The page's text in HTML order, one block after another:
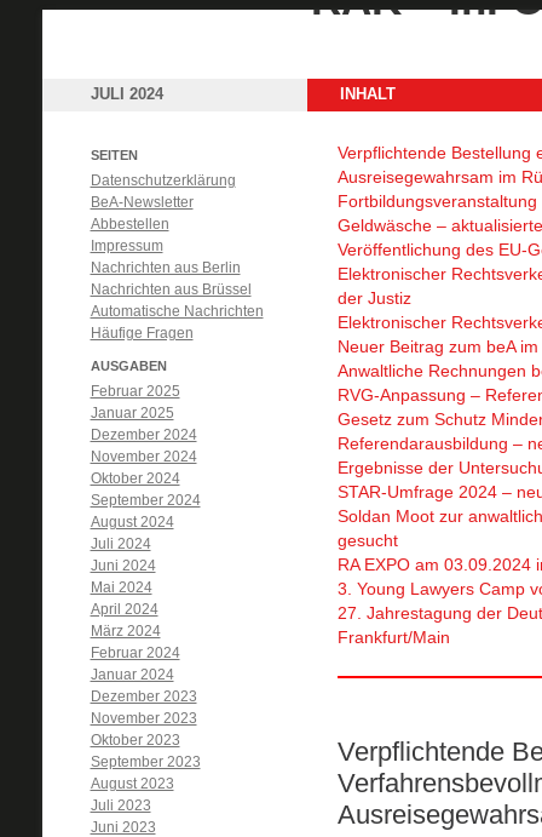
JULI 2024 INHALT
Verpflichtende Bestellung
Ausreisegewahrsam im
Geldwäsche –
Veröffentlichung des EU-
Elektronischer
der Justiz
Elektronischer
Neuer Beitrag zum beA
Anwaltliche Rechnungen
RVG-Anpassung –
Gesetz zum Schutz
Referendarausbildung –
Ergebnisse der
STAR-Umfrage 2024 –
Soldan Moot zur
gesucht
RA EXPO am 03.09.2024
3. Young Lawyers Camp
27. Jahrestagung der
Frankfurt/Main
Verpflichtende
SEITEN
Datenschutzerklärung
BeA-Newsletter
Abbestellen
Impressum
Nachrichten aus Berlin
Nachrichten aus Brüssel
Automatische Nachrichten
Häufige Fragen
AUSGABEN
Februar 2025
Januar 2025
Dezember 2024
November 2024
Oktober 2024
September 2024
August 2024
Juli 2024
Juni 2024
Mai 2024
April 2024
März 2024
Februar 2024
Januar 2024
Dezember 2023
November 2023
Oktober 2023
September 2023
August 2023
Juli 2023
Juni 2023